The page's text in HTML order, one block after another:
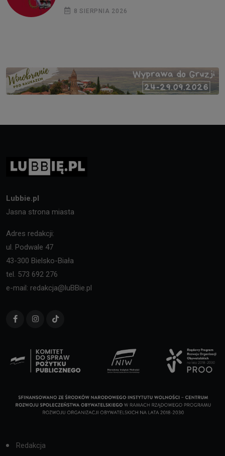
8 SIERPNIA 2026
Lubbie.pl
Jasna strona miasta
Adres redakcji:
ul. Podwale 47
43-300 Bielsko-Biała
tel. 573 692 276
e-mail: redakcja@luBBie.pl
Redakcja